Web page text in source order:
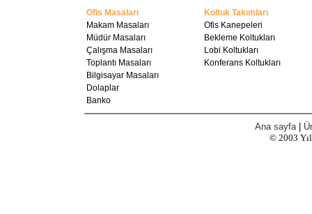
Ofis Masaları
Koltuk Takımları
Makam Masaları
Ofis Kanepeleri
Müdür Masaları
Bekleme Koltukları
Çalışma Masaları
Lobi Koltukları
Toplantı Masaları
Konferans Koltukları
Bilgisayar Masaları
Dolaplar
Banko
Ana sayfa
© 2003